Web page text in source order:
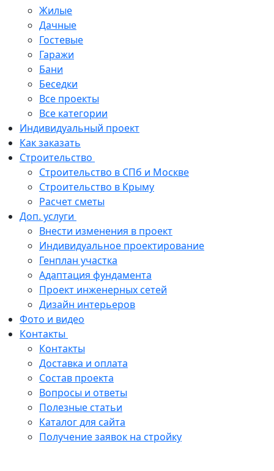
Жилые
Дачные
Гостевые
Гаражи
Бани
Беседки
Все проекты
Все категории
Индивидуальный проект
Как заказать
Строительство
Строительство в СПб и Москве
Строительство в Крыму
Расчет сметы
Доп. услуги
Внести изменения в проект
Индивидуальное проектирование
Генплан участка
Адаптация фундамента
Проект инженерных сетей
Дизайн интерьеров
Фото и видео
Контакты
Контакты
Доставка и оплата
Состав проекта
Вопросы и ответы
Полезные статьи
Каталог для сайта
Получение заявок на стройку